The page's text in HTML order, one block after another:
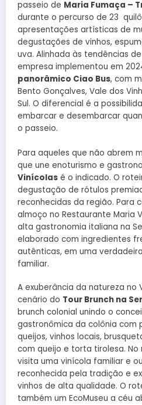
passeio de Maria Fumaça –
durante o percurso de 23
apresentações artísticas de
degustações de vinhos,
uva. Alinhada às tendências
empresa implementou em
panorâmico Ciao Bus, com
Bento Gonçalves, Vale dos
Sul. O diferencial é a
embarcar e desembarcar
o passeio.
Para aqueles que não abrem
que une enoturismo e
Vinícolas é o indicado. O
degustação de rótulos
reconhecidas da região. Para
almoço no Restaurante Maria
alta gastronomia italiana na
elaborado com ingredientes
autênticas, em uma
familiar.
A exuberância da natureza no
cenário do Tour Brunch na
brunch colonial unindo o
gastronômica da colônia com
queijos, vinhos locais,
com queijo e torta tirolesa. No
visita uma vinícola familiar e
reconhecida pela tradição e
vinhos de alta qualidade. O
também um EcoMuseu a céu